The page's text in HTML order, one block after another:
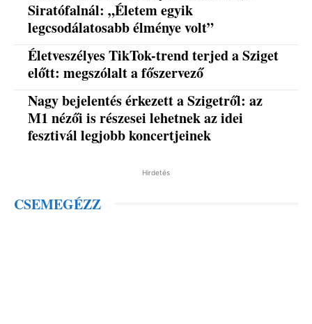
Siratófalnál: „Életem egyik
legcsodálatosabb élménye volt”
Életveszélyes TikTok-trend terjed a Sziget
előtt: megszólalt a főszervező
Nagy bejelentés érkezett a Szigetről: az
M1 nézői is részesei lehetnek az idei
fesztivál legjobb koncertjeinek
Hirdetés
CSEMEGÉZZ